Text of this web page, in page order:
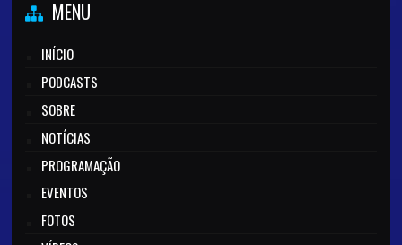
MENU
INÍCIO
PODCASTS
SOBRE
NOTÍCIAS
PROGRAMAÇÃO
EVENTOS
FOTOS